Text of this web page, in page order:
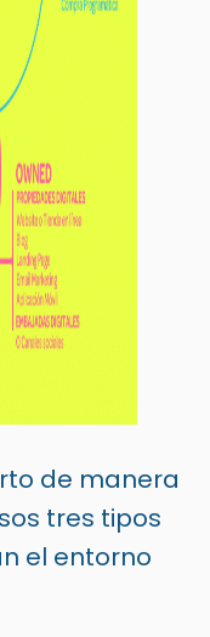
de manera
tres tipos
el entorno